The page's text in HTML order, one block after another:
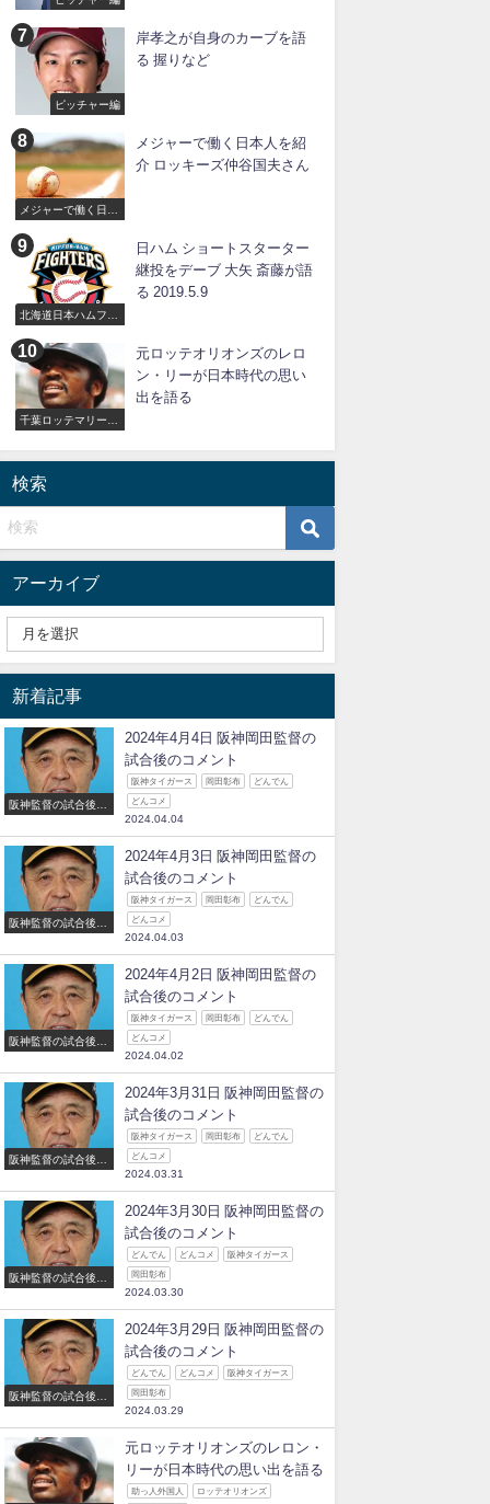
ピッチャー編
岸孝之が自身のカーブを語
る 握りなど
メジャーで働く日本
メジャーで働く日本人を紹
介 ロッキーズ仲谷国夫さん
北海道日本ハムファ
日ハム ショートスターター
継投をデーブ 大矢 斎藤が語
る 2019.5.9
千葉ロッテマリーン
元ロッテオリオンズのレロ
ン・リーが日本時代の思い
出を語る
検索
アーカイブ
新着記事
阪神監督の試合後の
2024年4月4日 阪神岡田監督の
試合後のコメント
阪神タイガース 岡田彰布 どんでん
どんコメ
2024.04.04
阪神監督の試合後の
2024年4月3日 阪神岡田監督の
試合後のコメント
阪神タイガース 岡田彰布 どんでん
どんコメ
2024.04.03
阪神監督の試合後の
2024年4月2日 阪神岡田監督の
試合後のコメント
阪神タイガース 岡田彰布 どんでん
どんコメ
2024.04.02
阪神監督の試合後の
2024年3月31日 阪神岡田監督の
試合後のコメント
阪神タイガース 岡田彰布 どんでん
どんコメ
2024.03.31
阪神監督の試合後の
2024年3月30日 阪神岡田監督の
試合後のコメント
どんでん どんコメ 阪神タイガース
岡田彰布
2024.03.30
阪神監督の試合後の
2024年3月29日 阪神岡田監督の
試合後のコメント
どんでん どんコメ 阪神タイガース
岡田彰布
2024.03.29
元ロッテオリオンズのレロン・
リーが日本時代の思い出を語る
助っ人外国人 ロッテオリオンズ